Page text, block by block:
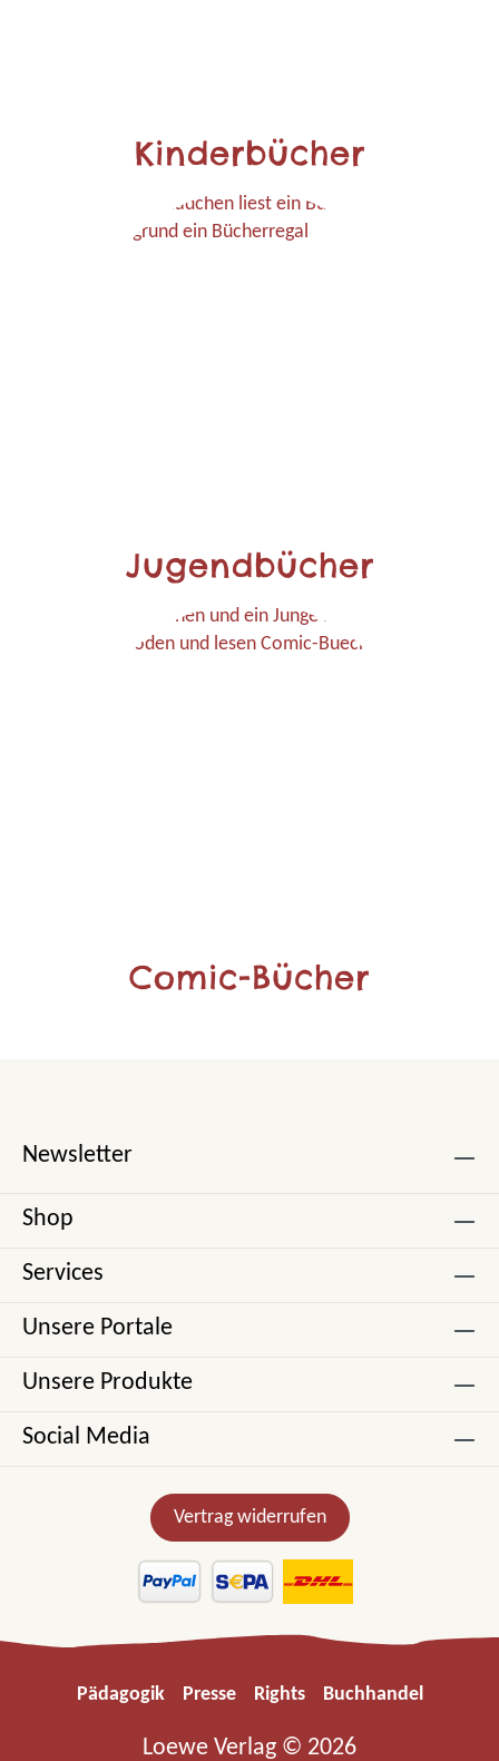
Kinderbücher
Jugendbücher
Comic-Bücher
Newsletter
Shop
Services
Unsere Portale
Unsere Produkte
Social Media
Vertrag widerrufen
Pädagogik Presse Rights Buchhandel
Loewe Verlag © 2026